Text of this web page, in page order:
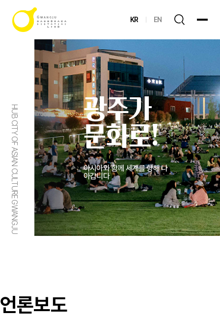
KR EN
HUB CITY OF ASIAN CULTURE GWANGJU
광주가
문화로!
아시아와 함께 세계를 향해 나
아갑니다
언론보도